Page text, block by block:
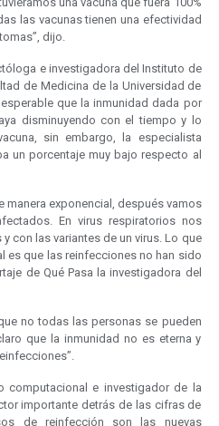
las vacunas tienen una efectividad
dijo.
e investigadora del Instituto de
de Medicina de la Universidad de
que la inmunidad dada por
disminuyendo con el tiempo y lo
sin embargo, la especialista
un porcentaje muy bajo respecto al
manera exponencial, después vamos
En virus respiratorios nos
con las variantes de un virus. Lo que
es que las reinfecciones no han sido
de Qué Pasa la investigadora del
no todas las personas se pueden
que la inmunidad no es eterna y
computacional e investigador de la
importante detrás de las cifras de
de reinfección son las nuevas